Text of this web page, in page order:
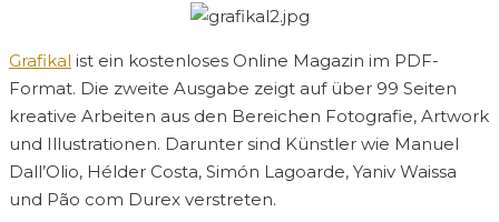
Grafikal ist ein kostenloses Online Magazin im PDF-
Format. Die zweite Ausgabe zeigt auf über 99 Seiten
kreative Arbeiten aus den Bereichen Fotografie, Artwork
und Illustrationen. Darunter sind Künstler wie Manuel
Dall’Olio, Hélder Costa, Simón Lagoarde, Yaniv Waissa
und Pão com Durex verstreten.